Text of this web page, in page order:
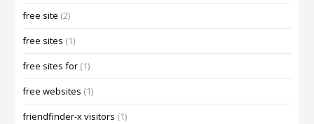
free site (2)
free sites (1)
free sites for (1)
free websites (1)
friendfinder-x visitors (1)